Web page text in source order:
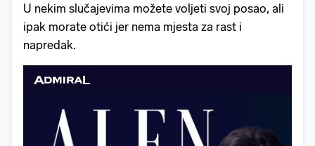
U nekim slučajevima možete voljeti svoj posao, ali
ipak morate otići jer nema mjesta za rast i
napredak.